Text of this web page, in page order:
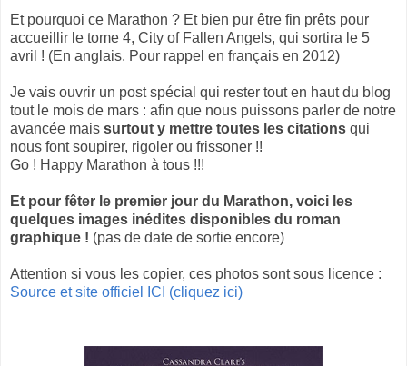
Et pourquoi ce Marathon ? Et bien pur être fin prêts pour
accueillir le tome 4, City of Fallen Angels, qui sortira le 5
avril ! (En anglais. Pour rappel en français en 2012)
Je vais ouvrir un post spécial qui rester tout en haut du blog
tout le mois de mars : afin que nous puissons parler de notre
avancée mais surtout y mettre toutes les citations qui
nous font soupirer, rigoler ou frissoner !!
Go ! Happy Marathon à tous !!!
Et pour fêter le premier jour du Marathon, voici les
quelques images inédites disponibles du roman
graphique ! (pas de date de sortie encore)
Attention si vous les copier, ces photos sont sous licence :
Source et site officiel ICI (cliquez ici)